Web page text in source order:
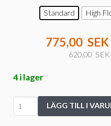
Standard High
775,00 SEK
620,00 SEK
4 i lager
Bambu
Lab
LÄGG TILL I